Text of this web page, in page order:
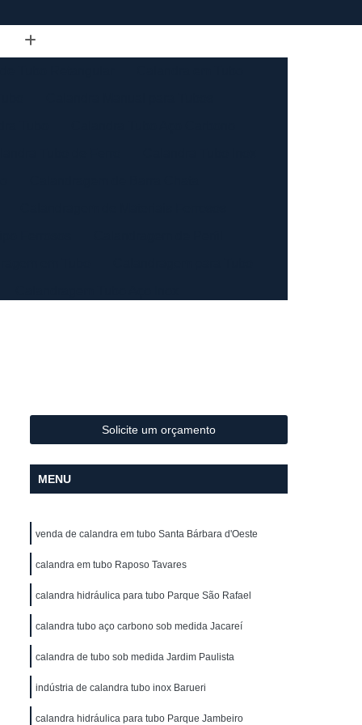
Inox
Conformação para Tubo
de Metal
Conformação
Galvanizado de Escada
Escada
Corrimão em Aço Galvanizado
Galvanizado para Escada
Corrimão Galvanizado Aço
em Aço
Escada
Solicite um orçamento
MENU
venda de calandra em tubo Santa Bárbara d'Oeste
calandra em tubo Raposo Tavares
calandra hidráulica para tubo Parque São Rafael
calandra tubo aço carbono sob medida Jacareí
calandra de tubo sob medida Jardim Paulista
indústria de calandra tubo inox Barueri
calandra hidráulica para tubo Parque Jambeiro